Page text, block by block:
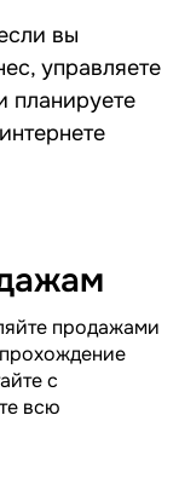
вы
управляете
планируете
продажами
с
всю